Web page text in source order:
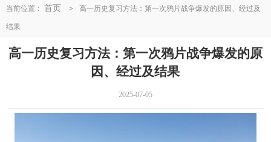
当前位置： 首页 > 高一历史复习方法：第一次鸦片战争爆发的原因、经过及
结果
高一历史复习方法：第一次鸦片战争爆发的原
因、经过及结果
2025-07-05